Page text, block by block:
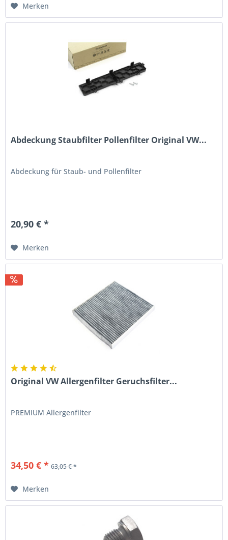
Merken
Abdeckung Staubfilter Pollenfilter Original VW...
Abdeckung für Staub- und Pollenfilter
20,90 € *
Merken
Original VW Allergenfilter Geruchsfilter...
PREMIUM Allergenfilter
34,50 € * 63,05 € *
Merken